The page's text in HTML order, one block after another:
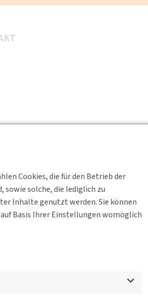
Cookies, die für den Betrieb der
sowie solche, die lediglich zu
Inhalte genutzt werden. Sie können
Basis Ihrer Einstellungen womöglich
www.nasa.de
www.marego-